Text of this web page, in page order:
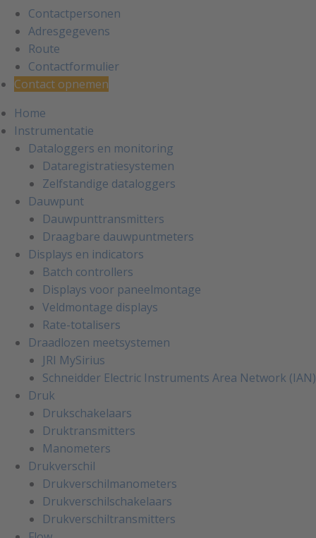
Contactpersonen
Adresgegevens
Route
Contactformulier
Contact opnemen
Home
Instrumentatie
Dataloggers en monitoring
Dataregistratiesystemen
Zelfstandige dataloggers
Dauwpunt
Dauwpunttransmitters
Draagbare dauwpuntmeters
Displays en indicators
Batch controllers
Displays voor paneelmontage
Veldmontage displays
Rate-totalisers
Draadlozen meetsystemen
JRI MySirius
Schneidder Electric Instruments Area Network (IAN)
Druk
Drukschakelaars
Druktransmitters
Manometers
Drukverschil
Drukverschilmanometers
Drukverschilschakelaars
Drukverschiltransmitters